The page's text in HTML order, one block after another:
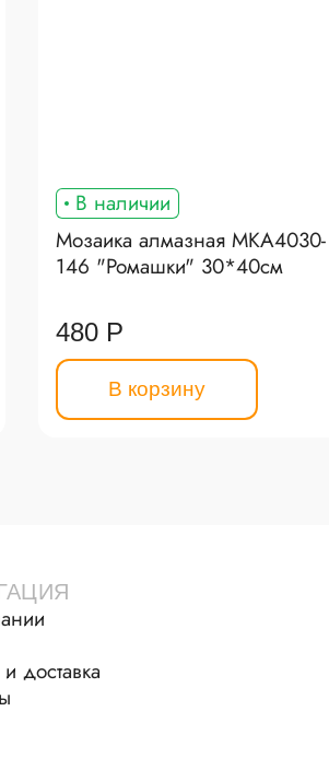
В наличии
Мозаика алмазная MKA4030-
146 "Ромашки" 30*40см
480 Р
В корзину
доставка